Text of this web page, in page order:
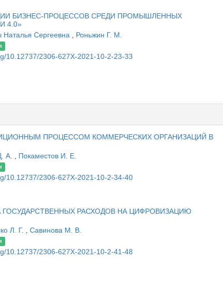
БИЗНЕС-ПРОЦЕССОВ СРЕДИ ПРОМЫШЛЕННЫХ
4.0»
Наталья Сергеевна
Роньжин Г. М.
10.12737/2306-627X-2021-10-2-23-33
ПРОЦЕССОМ КОММЕРЧЕСКИХ ОРГАНИЗАЦИЙ В
А.
Покаместов И. Е.
10.12737/2306-627X-2021-10-2-34-40
РАСХОДОВ НА ЦИФРОВИЗАЦИЮ
Л. Г.
Савинова М. В.
10.12737/2306-627X-2021-10-2-41-48